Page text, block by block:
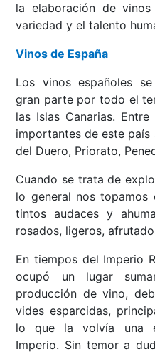
la elaboración de
variedad y el talento
Vinos de España
Los vinos españoles
gran parte por todo el
las Islas Canarias.
importantes de este país
del Duero, Priorato,
Cuando se trata de
lo general nos
tintos audaces y
rosados, ligeros,
En tiempos del Imperio
ocupó un lugar
producción de vino,
vides esparcidas,
lo que la volvía una
Imperio. Sin temor a